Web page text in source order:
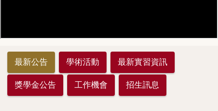
最新公告 學術活動 最新實習資訊
獎學金公告 工作機會 招生訊息